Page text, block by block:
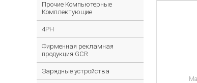
Прочие Компьютерные
Комплектующие
4PH
Фирменная рекламная
продукция GCR
Зарядные устройства